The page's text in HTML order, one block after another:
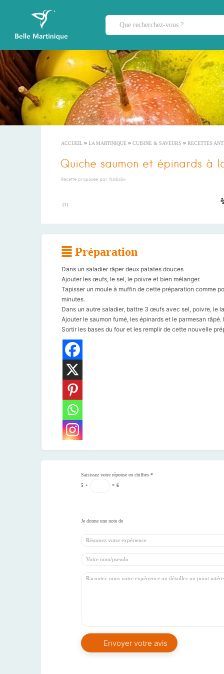
ACCUEIL » LA MARTINIQUE » CUISINE & SAVEURS » RECETTES
Quiche saumon et épinards à
Recette proposée par Nathalie
(1)
Préparation
Dans un saladier râper deux patates douces
Ajouter les œufs, le sel, le poivre et bien mélanger.
Tapisser un moule à muffin de cette préparation comme
minutes.
Dans un autre saladier, battre 3 œufs avec sel, poivre, le
Ajouter le saumon fumé, les épinards et le parmesan râpé.
Sortir les bases du four et les remplir de cette nouvelle
Saisissez votre réponse en chiffres *
5 + = 6